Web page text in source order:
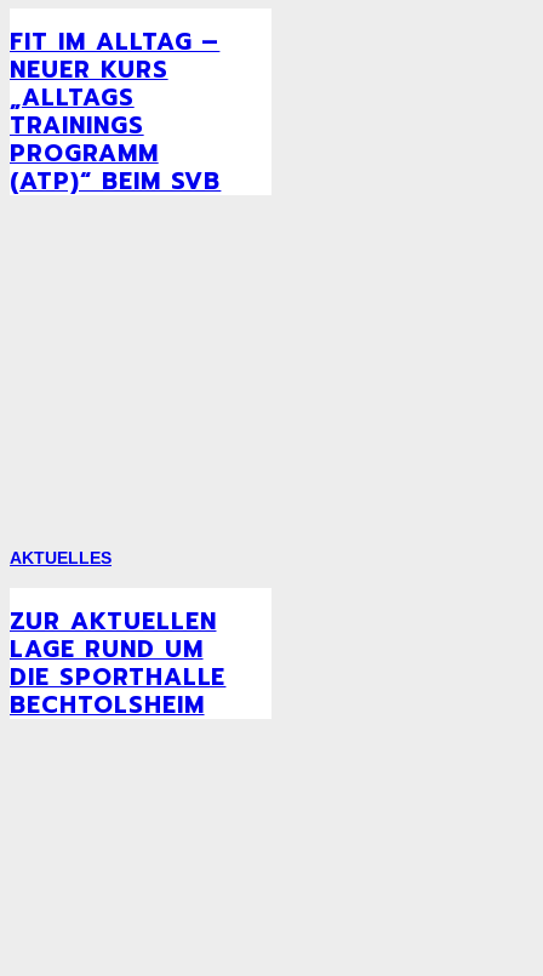
FIT IM ALLTAG –
NEUER KURS
„ALLTAGS
TRAININGS
PROGRAMM
(ATP)“ BEIM SVB
AKTUELLES
ZUR AKTUELLEN
LAGE RUND UM
DIE SPORTHALLE
BECHTOLSHEIM